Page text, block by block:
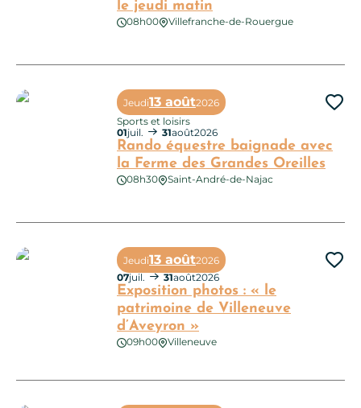
le jeudi matin
08h00 Villefranche-de-Rouergue
Rando équestre baignade avec
la Ferme des Grandes Oreilles
08h30 Saint-André-de-Najac
Jeudi13 août2026
Sports et loisirs
01juil. 31août2026
Exposition photos : « le
patrimoine de Villeneuve
d’Aveyron »
09h00 Villeneuve
Jeudi13 août2026
07juil. 31août2026